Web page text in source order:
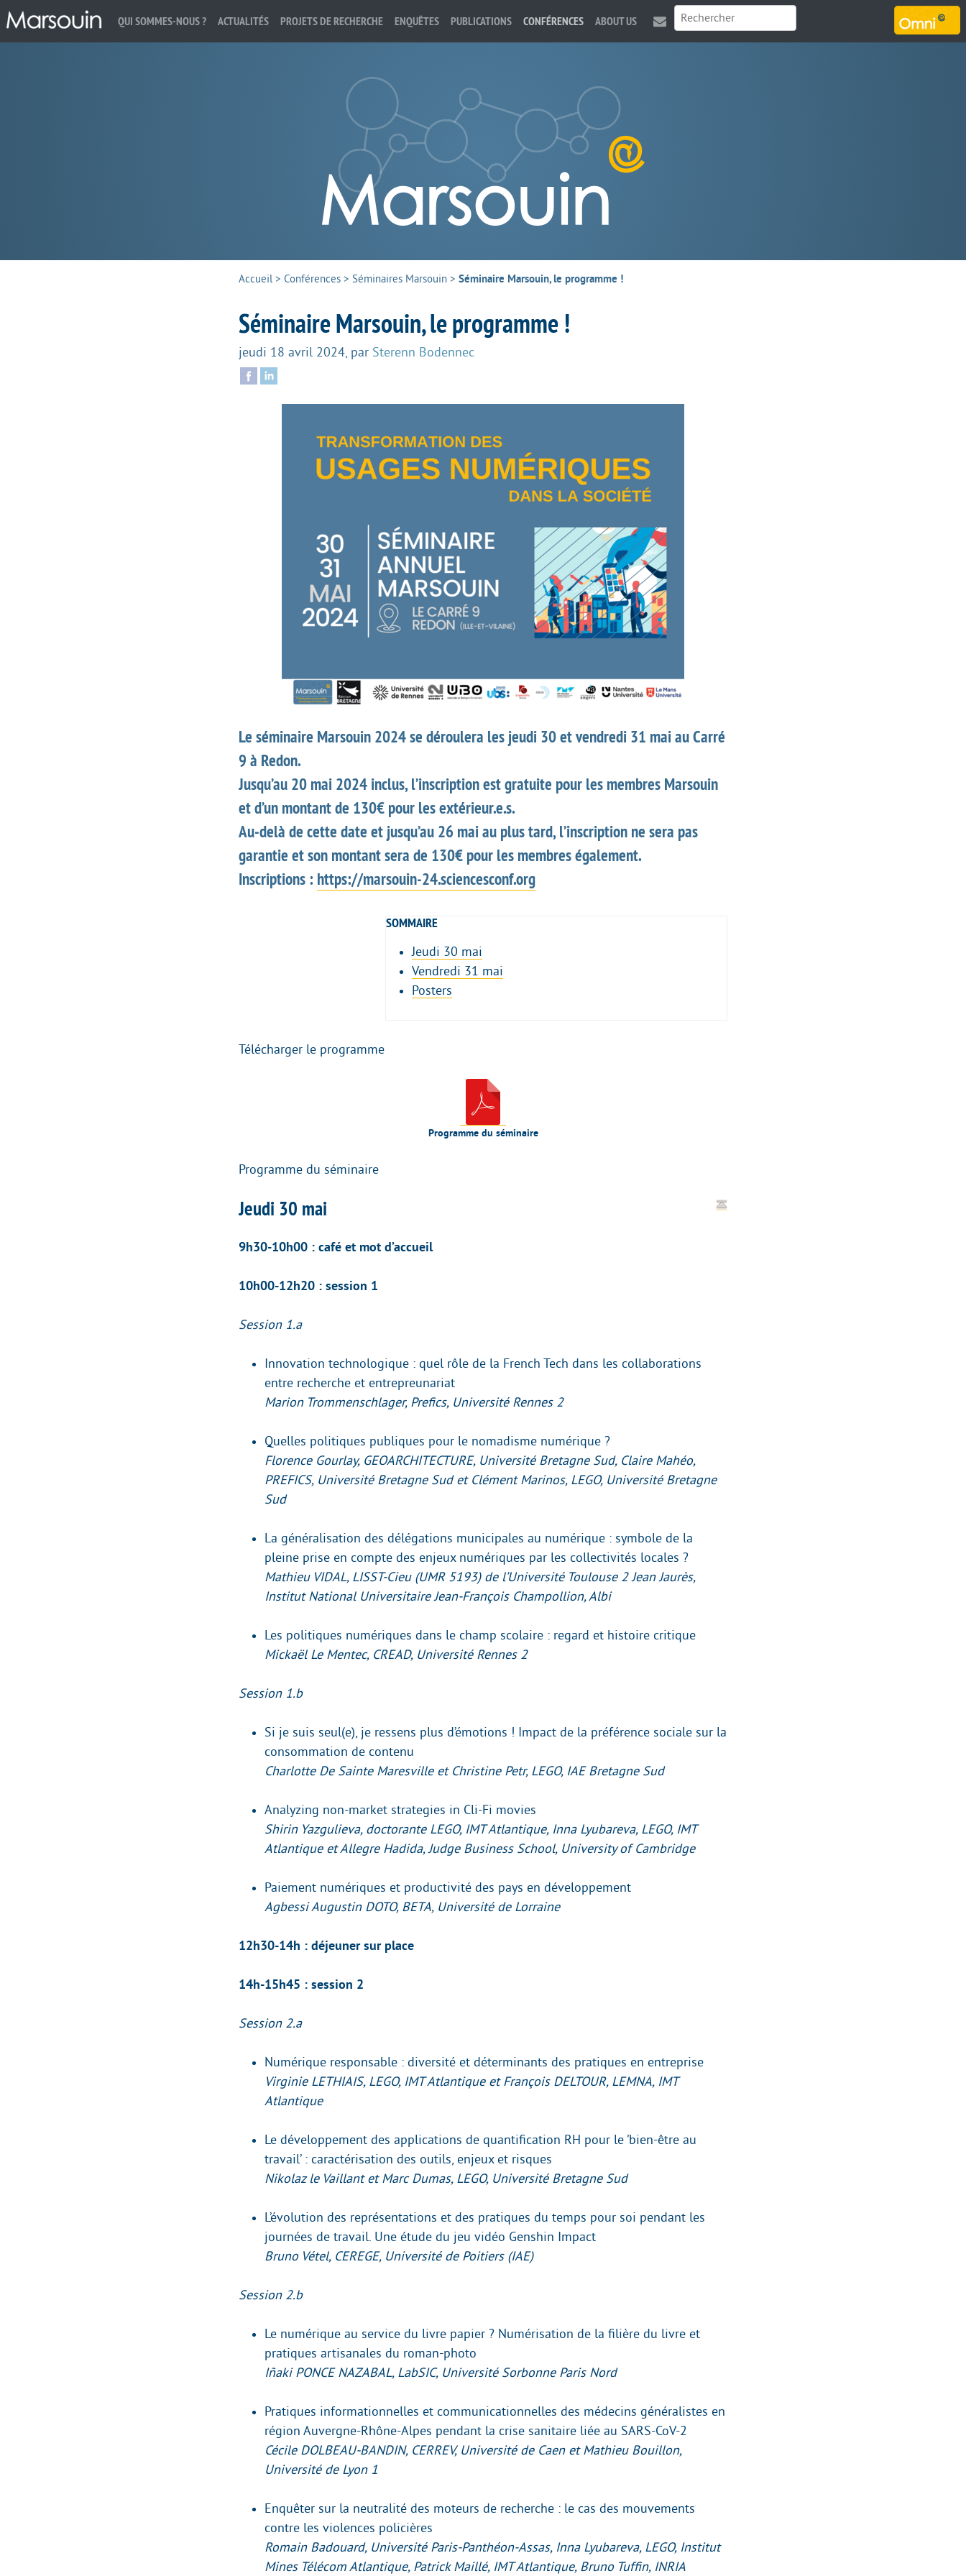
QUI SOMMES-NOUS ? ACTUALITÉS PROJETS DE RECHERCHE ENQUÊTES PUBLICATIONS CONFÉRENCES ABOUT US
Accueil> Conférences > Séminaires Marsouin > Séminaire Marsouin, le programme !
Séminaire Marsouin, le programme !
jeudi 18 avril 2024 par Sterenn Bodennec
Le séminaire Marsouin 2024 se déroulera les jeudi 30 et vendredi 31 mai au Carré
9 à Redon.
Jusqu’au 20 mai 2024 inclus, l’inscription est gratuite pour les membres Marsouin
et d’un montant de 130€ pour les extérieur.e.s.
Au-delà de cette date et jusqu’au 26 mai au plus tard, l’inscription ne sera pas
garantie et son montant sera de 130€ pour les membres également.
Inscriptions : https://marsouin-24.sciencesconf.org
SOMMAIRE
Jeudi 30 mai
Vendredi 31 mai
Posters
Télécharger le programme
Programme du séminaire
Programme du séminaire
Jeudi 30 mai
9h30-10h00 : café et mot d’accueil
10h00-12h20 : session 1
Session 1.a
Innovation technologique : quel rôle de la French Tech dans les collaborations
entre recherche et entrepreunariat
Marion Trommenschlager, Prefics, Université Rennes 2
Quelles politiques publiques pour le nomadisme numérique ?
Florence Gourlay, GEOARCHITECTURE, Université Bretagne Sud, Claire Mahéo,
PREFICS, Université Bretagne Sud et Clément Marinos, LEGO, Université Bretagne
Sud
La généralisation des délégations municipales au numérique : symbole de la
pleine prise en compte des enjeux numériques par les collectivités locales ?
Mathieu VIDAL, LISST-Cieu (UMR 5193) de l’Université Toulouse 2 Jean Jaurès,
Institut National Universitaire Jean-François Champollion, Albi
Les politiques numériques dans le champ scolaire : regard et histoire critique
Mickaël Le Mentec, CREAD, Université Rennes 2
Session 1.b
Si je suis seul(e), je ressens plus d’émotions ! Impact de la préférence sociale sur la
consommation de contenu
Charlotte De Sainte Maresville et Christine Petr, LEGO, IAE Bretagne Sud
Analyzing non-market strategies in Cli-Fi movies
Shirin Yazgulieva, doctorante LEGO, IMT Atlantique, Inna Lyubareva, LEGO, IMT
Atlantique et Allegre Hadida, Judge Business School, University of Cambridge
Paiement numériques et productivité des pays en développement
Agbessi Augustin DOTO, BETA, Université de Lorraine
12h30-14h : déjeuner sur place
14h-15h45 : session 2
Session 2.a
Numérique responsable : diversité et déterminants des pratiques en entreprise
Virginie LETHIAIS, LEGO, IMT Atlantique et François DELTOUR, LEMNA, IMT
Atlantique
Le développement des applications de quantification RH pour le ’bien-être au
travail’ : caractérisation des outils, enjeux et risques
Nikolaz le Vaillant et Marc Dumas, LEGO, Université Bretagne Sud
L’évolution des représentations et des pratiques du temps pour soi pendant les
journées de travail. Une étude du jeu vidéo Genshin Impact
Bruno Vétel, CEREGE, Université de Poitiers (IAE)
Session 2.b
Le numérique au service du livre papier ? Numérisation de la filière du livre et
pratiques artisanales du roman-photo
Iñaki PONCE NAZABAL, LabSIC, Université Sorbonne Paris Nord
Pratiques informationnelles et communicationnelles des médecins généralistes en
région Auvergne-Rhône-Alpes pendant la crise sanitaire liée au SARS-CoV-2
Cécile DOLBEAU-BANDIN, CERREV, Université de Caen et Mathieu Bouillon,
Université de Lyon 1
Enquêter sur la neutralité des moteurs de recherche : le cas des mouvements
contre les violences policières
Romain Badouard, Université Paris-Panthéon-Assas, Inna Lyubareva, LEGO, Institut
Mines Télécom Atlantique, Patrick Maillé, IMT Atlantique, Bruno Tuffin, INRIA